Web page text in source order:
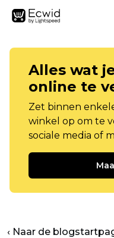
Alles wat
online te
Zet binnen
winkel op om te
sociale media of
‹ Naar de